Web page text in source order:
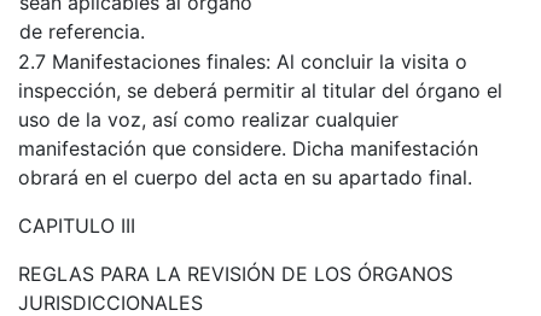
de referencia.
2.7 Manifestaciones finales: Al concluir la visita o
inspección, se deberá permitir al titular del órgano el
uso de la voz, así como realizar cualquier
manifestación que considere. Dicha manifestación
obrará en el cuerpo del acta en su apartado final.
CAPITULO III
REGLAS PARA LA REVISIÓN DE LOS ÓRGANOS
JURISDICCIONALES